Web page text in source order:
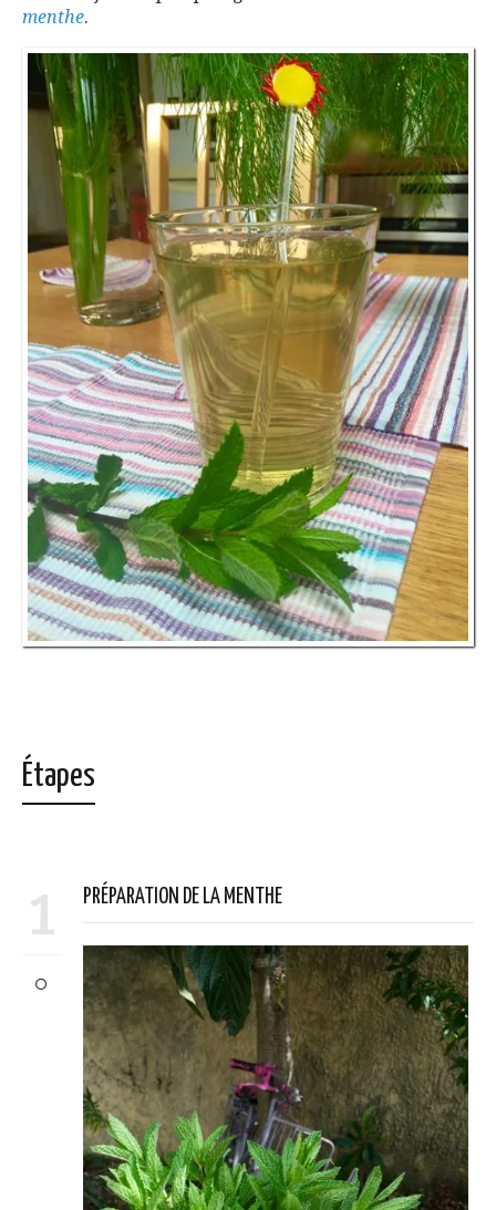
menthe.
Étapes
1 PRÉPARATION DE LA MENTHE